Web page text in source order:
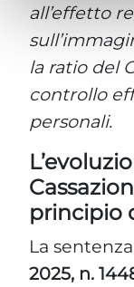
all’effetto
la ratio del
controllo
personali.
principio
La sentenza
2025, n.